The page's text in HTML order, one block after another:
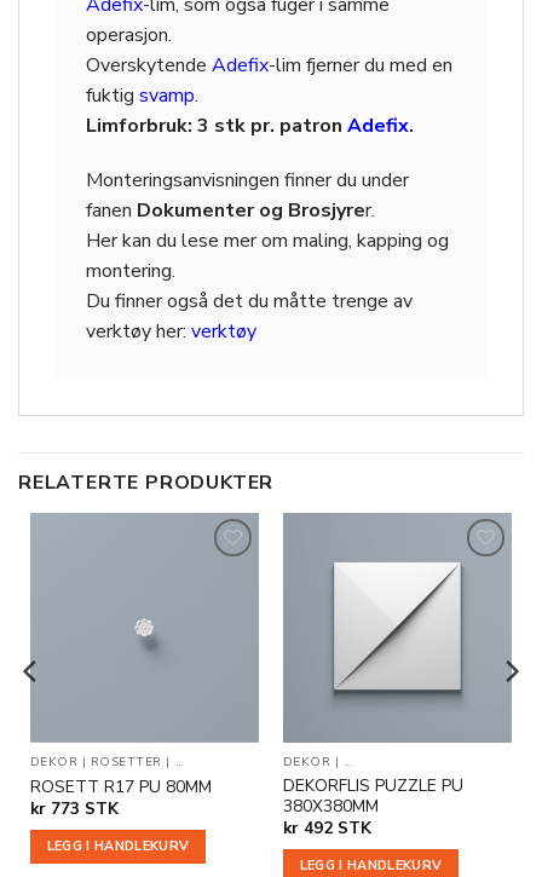
operasjon.
Overskytende Adefix-lim fjerner du med en
fuktig svamp.
Limforbruk: 3 stk pr. patron Adefix.
Monteringsanvisningen finner du under
fanen Dokumenter og Brosjyrer.
Her kan du lese mer om maling, kapping og
montering.
Du finner også det du måtte trenge av
verktøy her: verktøy
RELATERTE PRODUKTER
DEKOR | ROSETTER | VEGGDEKOR
ROSETT R17 PU 80MM
kr773 STK
LEGG I HANDLEKURV
DEKOR | DEKORPLATER OG
DEKORFLIS PUZZLE PU
380X380MM
kr492 STK
LEGG I HANDLEKURV